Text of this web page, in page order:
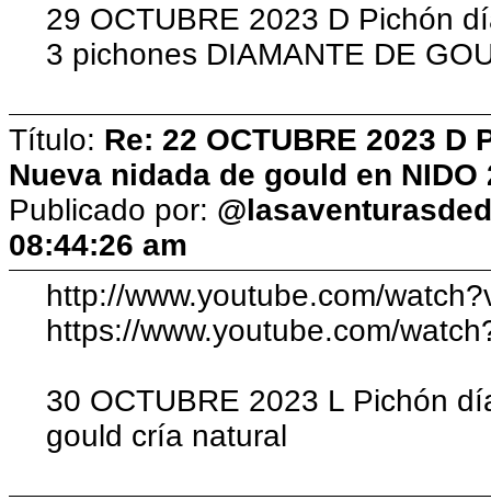
29 OCTUBRE 2023 D Pichón
3 pichones DIAMANTE DE
Título: Re: 22 OCTUBRE 2023
Nueva nidada de gould en NIDO
Publicado por:
08:44:26 am
http://www.youtube.com/
https://www.youtube.com/
30 OCTUBRE 2023 L Pichón
gould cría natural